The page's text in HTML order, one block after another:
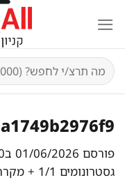
חיפוש
עבור:
פורסם01/06/2026ב 375
גסטרונומים 1/1 + מקרר דלפק